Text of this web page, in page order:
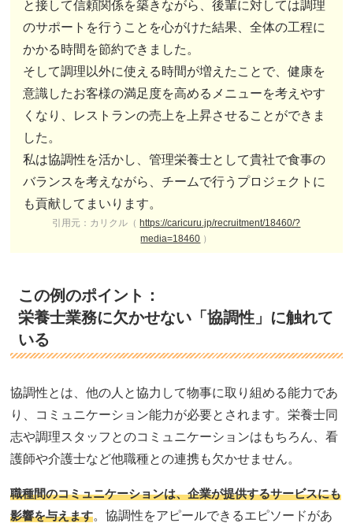
と接して信頼関係を築きながら、後輩に対しては調理
のサポートを行うことを心がけた結果、全体の工程に
かかる時間を節約できました。
そして調理以外に使える時間が増えたことで、健康を
意識したお客様の満足度を高めるメニューを考えやす
くなり、レストランの売上を上昇させることができま
した。
私は協調性を活かし、管理栄養士として貴社で食事の
バランスを考えながら、チームで行うプロジェクトに
も貢献してまいります。
引用元：カリクル（ https://caricuru.jp/recruitment/18460/?
media=18460 ）
この例のポイント：
栄養士業務に欠かせない「協調性」に触れて
いる
協調性とは、他の人と協力して物事に取り組める能力であ
り、コミュニケーション能力が必要とされます。栄養士同
志や調理スタッフとのコミュニケーションはもちろん、看
護師や介護士など他職種との連携も欠かせません。
職種間のコミュニケーションは、企業が提供するサービスにも
影響を与えます。協調性をアピールできるエピソードがあ